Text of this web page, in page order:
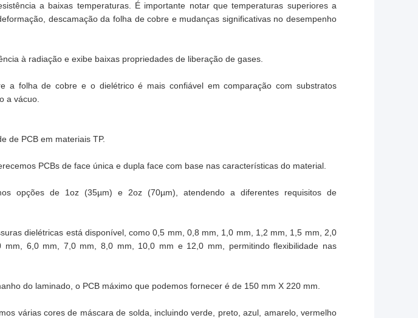
a baixas temperaturas. É importante notar que temperaturas superiores a
descamação da folha de cobre e mudanças significativas no desempenho
à radiação e exibe baixas propriedades de liberação de gases.
a folha de cobre e o dielétrico é mais confiável em comparação com substratos
a vácuo.
de PCB em materiais TP.
PCBs de face única e dupla face com base nas características do material.
opções de 1oz (35µm) e 2oz (70µm), atendendo a diferentes requisitos de
dielétricas está disponível, como 0,5 mm, 0,8 mm, 1,0 mm, 1,2 mm, 1,5 mm, 2,0
6,0 mm, 7,0 mm, 8,0 mm, 10,0 mm e 12,0 mm, permitindo flexibilidade nas
do laminado, o PCB máximo que podemos fornecer é de 150 mm X 220 mm.
várias cores de máscara de solda, incluindo verde, preto, azul, amarelo, vermelho